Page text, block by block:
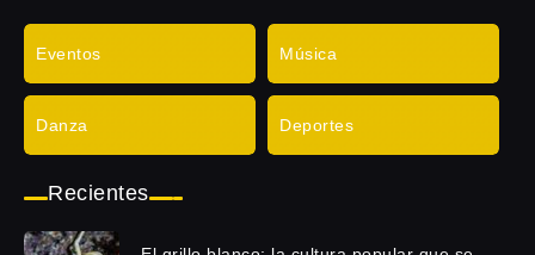
Eventos Música
Danza Deportes
Recientes